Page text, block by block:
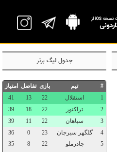
جدول لیگ برتر